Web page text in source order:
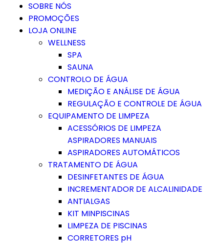
SOBRE NÓS
PROMOÇÕES
LOJA ONLINE
WELLNESS
SPA
SAUNA
CONTROLO DE ÁGUA
MEDIÇÃO E ANÁLISE DE ÁGUA
REGULAÇÃO E CONTROLE DE ÁGUA
EQUIPAMENTO DE LIMPEZA
ACESSÓRIOS DE LIMPEZA
ASPIRADORES MANUAIS
ASPIRADORES AUTOMÁTICOS
TRATAMENTO DE ÁGUA
DESINFETANTES DE ÁGUA
INCREMENTADOR DE ALCALINIDADE
ANTIALGAS
KIT MINPISCINAS
LIMPEZA DE PISCINAS
CORRETORES pH